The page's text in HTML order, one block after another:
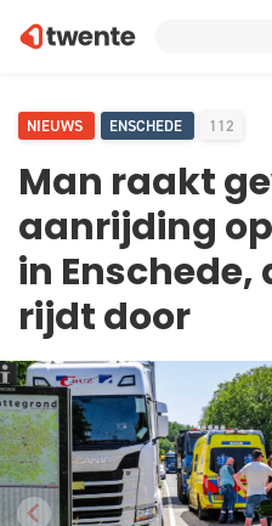
NIEUWS ENSCHEDE 112
Man raakt
aanrijding
in
rijdt door